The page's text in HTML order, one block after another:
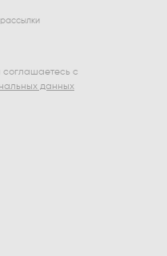
с
данных